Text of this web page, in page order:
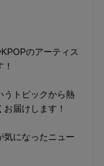
のアーティス
うトピックから熱
届けします！
気になったニュー